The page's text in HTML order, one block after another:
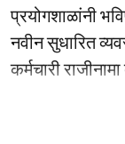
प्रयोगशाळांनी
नवीन सुधारित
कर्मचारी